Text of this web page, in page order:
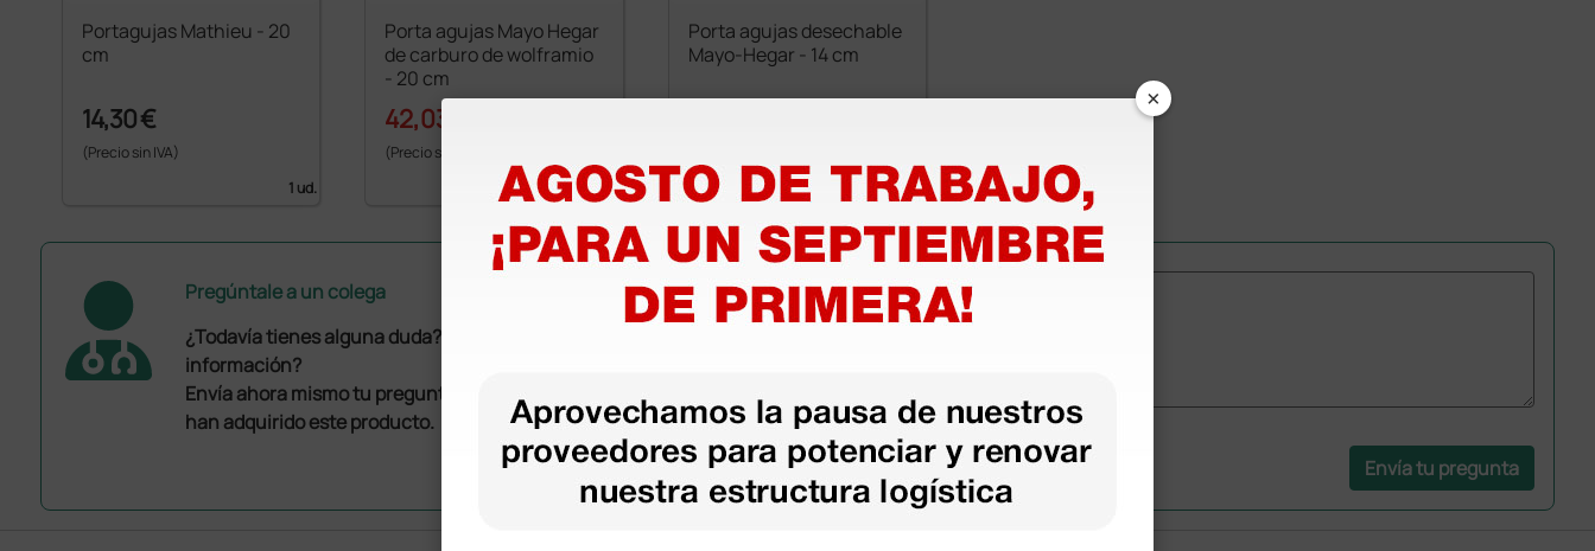
Portagujas Mathieu - 20
cm
14,30 €
(Precio sin IVA)
1 ud.
Porta agujas Mayo Hegar
de carburo de wolframio
- 20 cm
42,03 €
(Precio sin IVA)
1 ud.
Porta agujas desechable
Mayo-Hegar - 14 cm
25 uds.
Pregúntale a un colega
¿Todavía tienes alguna duda? ¿Necesitas más
información?
Envía ahora mismo tu pregunta a los colegas que ya
han adquirido este producto.
Envía tu pregunta
×